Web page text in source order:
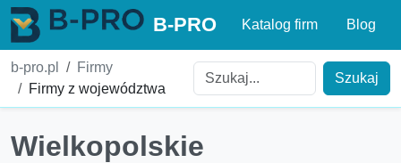
B-PRO Katalog firm Blog
b-pro.pl
Firmy
Firmy z województwa
Szukaj
Wielkopolskie